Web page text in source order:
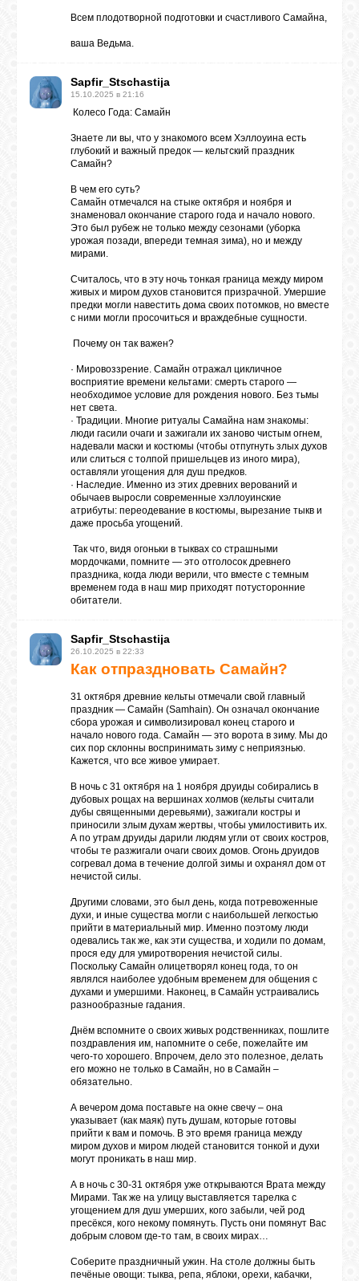
Всем плодотворной подготовки и счастливого Самайна,
ваша Ведьма.
Sapfir_Stschastija
15.10.2025 в 21:16
Колесо Года: Самайн
Знаете ли вы, что у знакомого всем Хэллоуина есть
глубокий и важный предок — кельтский праздник
Самайн?
В чем его суть?
Самайн отмечался на стыке октября и ноября и
знаменовал окончание старого года и начало нового.
Это был рубеж не только между сезонами (уборка
урожая позади, впереди темная зима), но и между
мирами.
Считалось, что в эту ночь тонкая граница между миром
живых и миром духов становится призрачной. Умершие
предки могли навестить дома своих потомков, но вместе
с ними могли просочиться и враждебные сущности.
Почему он так важен?
· Мировоззрение. Самайн отражал цикличное
восприятие времени кельтами: смерть старого —
необходимое условие для рождения нового. Без тьмы
нет света.
· Традиции. Многие ритуалы Самайна нам знакомы:
люди гасили очаги и зажигали их заново чистым огнем,
надевали маски и костюмы (чтобы отпугнуть злых духов
или слиться с толпой пришельцев из иного мира),
оставляли угощения для душ предков.
· Наследие. Именно из этих древних верований и
обычаев выросли современные хэллоуинские
атрибуты: переодевание в костюмы, вырезание тыкв и
даже просьба угощений.
Так что, видя огоньки в тыквах со страшными
мордочками, помните — это отголосок древнего
праздника, когда люди верили, что вместе с темным
временем года в наш мир приходят потусторонние
обитатели.
Sapfir_Stschastija
26.10.2025 в 22:33
Как отпраздновать Самайн?
31 октября древние кельты отмечали свой главный
праздник — Самайн (Samhain). Он означал окончание
сбора урожая и символизировал конец старого и
начало нового года. Самайн — это ворота в зиму. Мы до
сих пор склонны воспринимать зиму с неприязнью.
Кажется, что все живое умирает.
В ночь с 31 октября на 1 ноября друиды собирались в
дубовых рощах на вершинах холмов (кельты считали
дубы священными деревьями), зажигали костры и
приносили злым духам жертвы, чтобы умилостивить их.
А по утрам друиды дарили людям угли от своих костров,
чтобы те разжигали очаги своих домов. Огонь друидов
согревал дома в течение долгой зимы и охранял дом от
нечистой силы.
Другими словами, это был день, когда потревоженные
духи, и иные существа могли с наибольшей легкостью
прийти в материальный мир. Именно поэтому люди
одевались так же, как эти существа, и ходили по домам,
прося еду для умиротворения нечистой силы.
Поскольку Самайн олицетворял конец года, то он
являлся наиболее удобным временем для общения с
духами и умершими. Наконец, в Самайн устраивались
разнообразные гадания.
Днём вспомните о своих живых родственниках, пошлите
поздравления им, напомните о себе, пожелайте им
чего-то хорошего. Впрочем, дело это полезное, делать
его можно не только в Самайн, но в Самайн –
обязательно.
А вечером дома поставьте на окне свечу – она
указывает (как маяк) путь душам, которые готовы
прийти к вам и помочь. В это время граница между
миром духов и миром людей становится тонкой и духи
могут проникать в наш мир.
А в ночь с 30-31 октября уже открываются Врата между
Мирами. Так же на улицу выставляется тарелка с
угощением для душ умерших, кого забыли, чей род
пресёкся, кого некому помянуть. Пусть они помянут Вас
добрым словом где-то там, в своих мирах…
Соберите праздничный ужин. На столе должны быть
печёные овощи: тыква, репа, яблоки, орехи, кабачки,